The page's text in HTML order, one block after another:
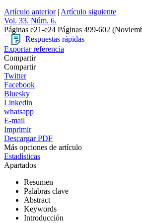
Artículo anterior| Artículo siguiente
Vol. 33. Núm. 6.
Páginas e21-e24 Páginas 499-602
Respuestas rápidas
Exportar referencia
Compartir
Compartir
Twitter
Facebook
Bluesky
Linkedin
whatsapp
E-mail
Imprimir
Descargar PDF
Más opciones de artículo
Estadísticas
Apartados
Resumen
Palabras clave
Abstract
Keywords
Introducción